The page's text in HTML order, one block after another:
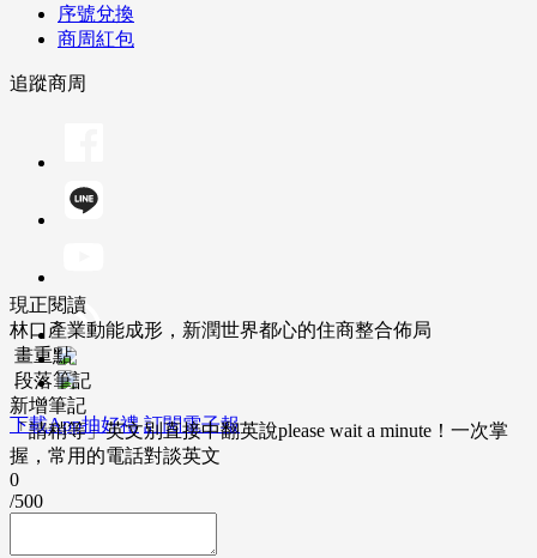
序號兌換
商周紅包
追蹤商周
下載App抽好禮 訂閱電子報
現正閱讀
林口產業動能成形，新潤世界都心的住商整合佈局
畫重點
段落筆記
新增筆記
「請稍等」英文別直接中翻英說please wait a minute！一次掌
握，常用的電話對談英文
0
/500